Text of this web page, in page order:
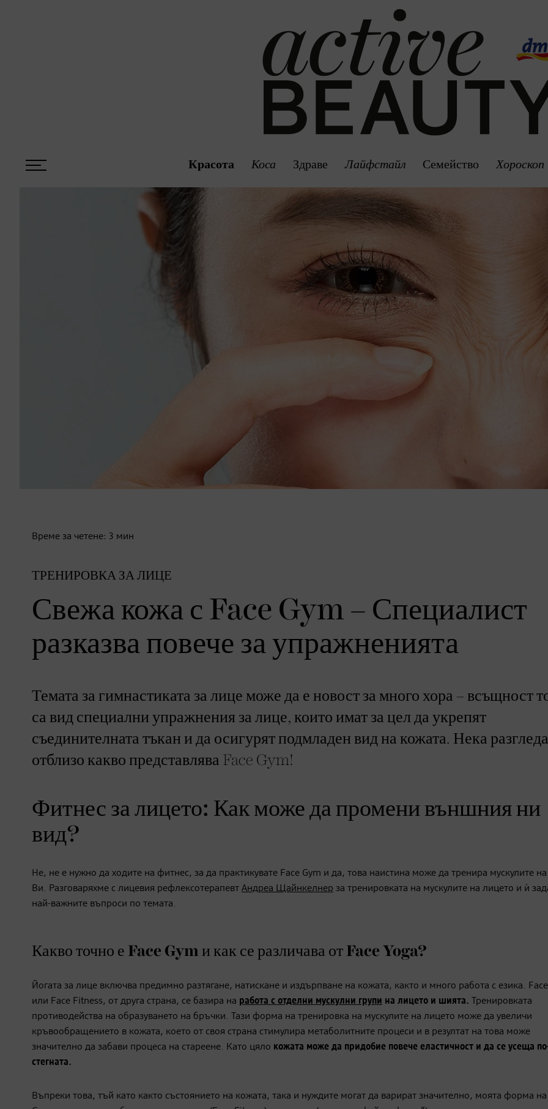
Красота Коса Здраве Лайфстайл Семейство Хороскоп
Време за четене: 3 мин
ТРЕНИРОВКА ЗА ЛИЦЕ
Свежа кожа с Face Gym – Специалист
разказва повече за упражненията
Темата за гимнастиката за лице може да е новост за много хора – всъщност
са вид специални упражнения за лице, които имат за цел да укрепят
съединителната тъкан и да осигурят подмладен вид на кожата. Нека
отблизо какво представлява Face Gym!
Фитнес за лицето: Как може да промени външния ни
вид?
Не, не е нужно да ходите на фитнес, за да практикувате Face Gym и да, това наистина може да тренира мускулите
Ви. Разговаряхме с лицевия рефлексотерапевт Андреа Щайнкелнер за тренировката на мускулите на лицето и ѝ
най-важните въпроси по темата.
Какво точно е Face Gym и как се различава от Face Yoga?
Йогата за лице включва предимно разтягане, натискане и издърпване на кожата, както и много работа с езика.
или Face Fitness, от друга страна, се базира на работа с отделни мускулни групи на лицето и шията. Тренировката
противодейства на образуването на бръчки. Тази форма на тренировка на мускулите на лицето може да увеличи
кръвообращението в кожата, което от своя страна стимулира метаболитните процеси и в резултат на това може
значително да забави процеса на стареене. Като цяло кожата може да придобие повече еластичност и да се усеща по
стегната.
Въпреки това, тъй като както състоянието на кожата, така и нуждите могат да варират значително, моята форма на